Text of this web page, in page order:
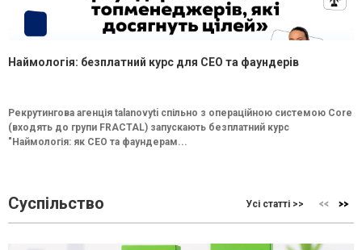
Наймологія: безплатний курс для CEO та фаундерів
Рекрутингова агенція talanovyti спільно з операційною системою Core
(входять до групи FRACTAL) запускають безплатний курс
"Наймологія: як СEO та фаундерам...
Суспільство Усі статті >>